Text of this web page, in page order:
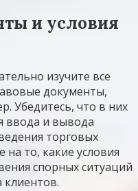
и условия
изучите все
документы,
Убедитесь, что в них
ввода и вывода
торговых
то, какие условия
спорных ситуаций